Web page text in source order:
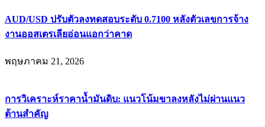
AUD/USD ปรับตัวลงทดสอบระดับ 0.7100 หลังตัวเลขการจ้าง
งานออสเตรเลียอ่อนแอกว่าคาด
พฤษภาคม 21, 2026
การวิเคราะห์ราคาน้ำมันดิบ: แนวโน้มขาลงหลังไม่ผ่านแนว
ต้านสำคัญ